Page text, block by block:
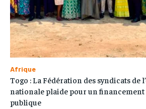
Afrique
Togo : La Fédération des syndicats de
nationale plaide pour un financement
publique